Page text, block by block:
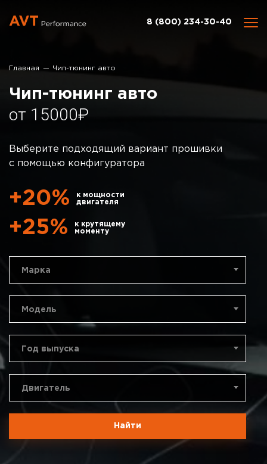
8 (800) 234-30-40
Главная Чип-тюнинг авто
Чип-тюнинг авто
15000
Выберите подходящий вариант прошивки
с помощью конфигуратора
+20%
к мощности
двигателя
+25%
к крутящему
моменту
Марка
Модель
Год выпуска
Двигатель
Найти